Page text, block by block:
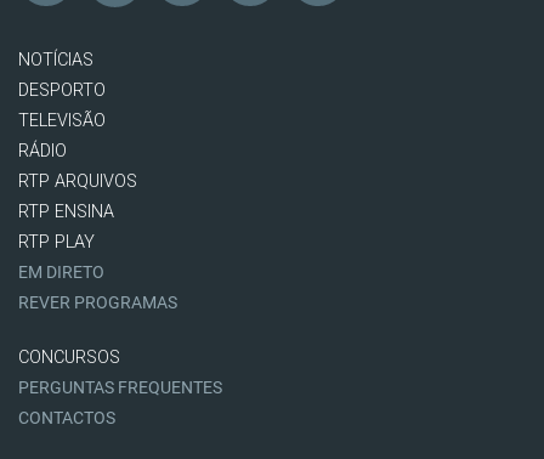
NOTÍCIAS
DESPORTO
TELEVISÃO
RÁDIO
RTP ARQUIVOS
RTP ENSINA
RTP PLAY
EM DIRETO
REVER PROGRAMAS
CONCURSOS
PERGUNTAS FREQUENTES
CONTACTOS